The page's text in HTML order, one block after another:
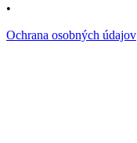
•
Ochrana osobných údajov